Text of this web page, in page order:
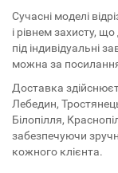
Сучасні моделі
і рівнем захисту,
під індивідуальні
можна за
Доставка
Лебедин,
Білопілля,
забезпечуючи
кожного клієнта.